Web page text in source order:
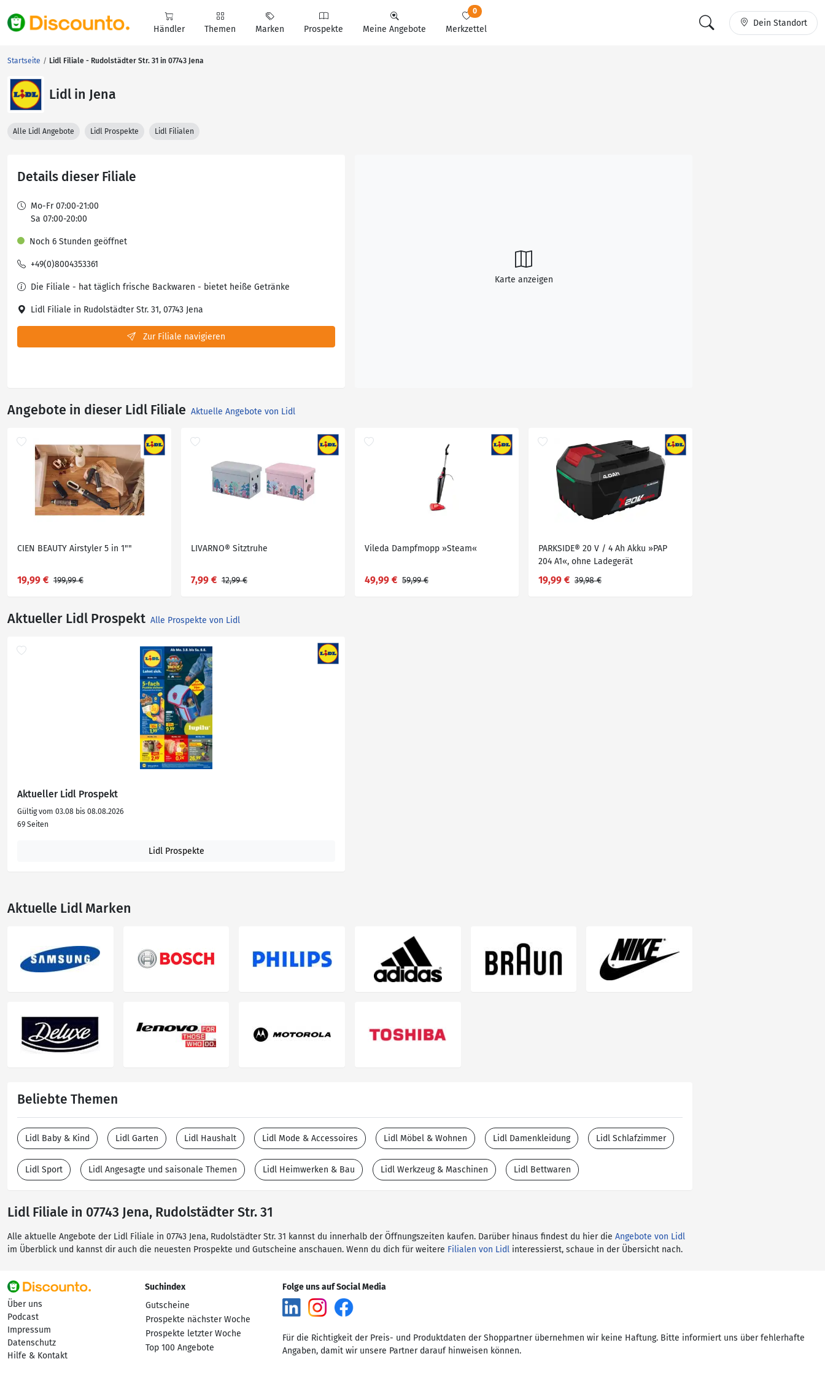
Händler Themen Marken Prospekte Meine Angebote Merkzettel
0
Dein Standort
Startseite Lidl Filiale - Rudolstädter Str. 31 in 07743 Jena
Lidl in Jena
Alle Lidl Angebote Lidl Prospekte Lidl Filialen
Details dieser Filiale
Mo-Fr 07:00-21:00
Sa 07:00-20:00
Noch 6 Stunden geöffnet
+49(0)8004353361
Die Filiale - hat täglich frische Backwaren - bietet heiße Getränke
Lidl Filiale in Rudolstädter Str. 31, 07743 Jena
Zur Filiale navigieren
Karte anzeigen
Angebote in dieser Lidl Filiale Aktuelle Angebote von Lidl
CIEN BEAUTY Airstyler 5 in 1""
19,99 € 199,99 €
LIVARNO® Sitztruhe
7,99 € 12,99 €
Vileda Dampfmopp »Steam«
49,99 € 59,99 €
PARKSIDE® 20 V / 4 Ah Akku »PAP
204 A1«, ohne Ladegerät
19,99 € 39,98 €
Aktueller Lidl Prospekt Alle Prospekte von Lidl
Aktueller Lidl Prospekt
Gültig vom 03.08 bis 08.08.2026
69 Seiten
Lidl Prospekte
Aktuelle Lidl Marken
Beliebte Themen
Lidl Baby & Kind Lidl Garten Lidl Haushalt Lidl Mode & Accessoires Lidl Möbel & Wohnen Lidl Damenkleidung Lidl Schlafzimmer
Lidl Sport Lidl Angesagte und saisonale Themen Lidl Heimwerken & Bau Lidl Werkzeug & Maschinen Lidl Bettwaren
Lidl Filiale in 07743 Jena, Rudolstädter Str. 31
Alle aktuelle Angebote der Lidl Filiale in 07743 Jena, Rudolstädter Str. 31 kannst du innerhalb der Öffnungszeiten kaufen. Darüber hinaus findest du hier die Angebote von Lidl
im Überblick und kannst dir auch die neuesten Prospekte und Gutscheine anschauen. Wenn du dich für weitere Filialen von Lidl interessierst, schaue in der Übersicht nach.
Über uns
Podcast
Impressum
Datenschutz
Hilfe & Kontakt
Suchindex
Gutscheine
Prospekte nächster Woche
Prospekte letzter Woche
Top 100 Angebote
Folge uns auf Social Media
Für die Richtigkeit der Preis- und Produktdaten der Shoppartner übernehmen wir keine Haftung. Bitte informiert uns über fehlerhafte
Angaben, damit wir unsere Partner darauf hinweisen können.